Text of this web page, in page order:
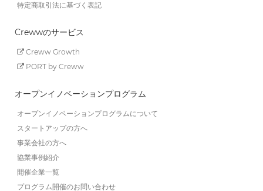
特定商取引法に基づく表記
Crewwのサービス
Creww Growth
PORT by Creww
オープンイノベーションプログラム
オープンイノベーションプログラムについて
スタートアップの方へ
事業会社の方へ
協業事例紹介
開催企業一覧
プログラム開催のお問い合わせ